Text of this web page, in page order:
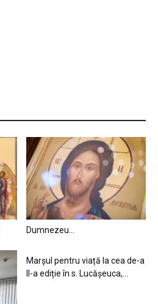
Dumnezeu…
Marșul pentru viață la cea de-a
II-a ediție în s. Lucășeuca,...